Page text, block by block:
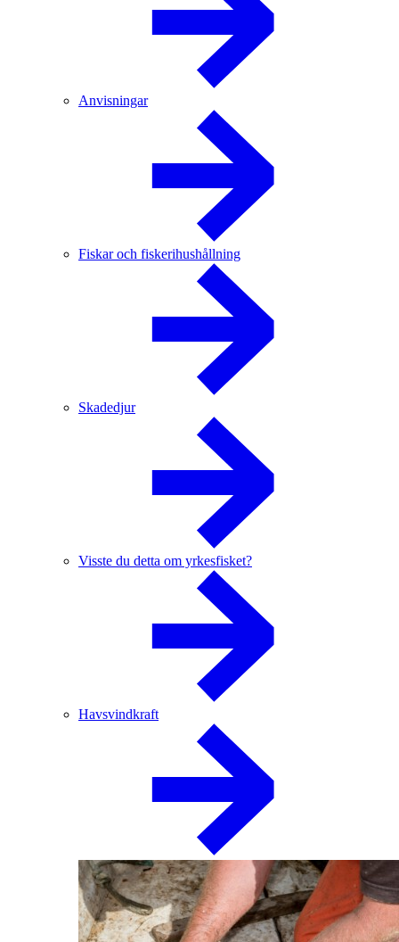
Anvisningar
Fiskar och fiskerihushållning
Skadedjur
Visste du detta om yrkesfisket?
Havsvindkraft